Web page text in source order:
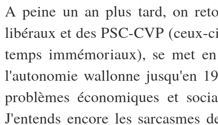
A peine un an plus tard, on
libéraux et des PSC-CVP (ceux-
temps immémoriaux), se met
l'autonomie wallonne jusqu'en
problèmes économiques et
J'entends encore les